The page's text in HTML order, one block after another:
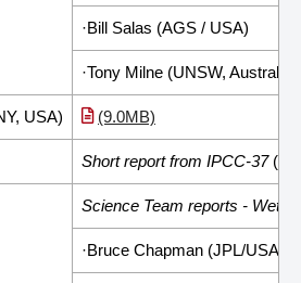
·Bill Salas (AGS / USA)
·Tony Milne (UNSW, Australia)
USA) (9.0MB)
Short report from IPCC-37
Science Team reports -
·Bruce Chapman (JPL/USA)